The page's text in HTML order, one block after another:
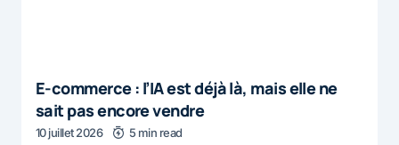
E-commerce : l’IA est déjà là, mais elle ne
sait pas encore vendre
10 juillet 2026 5 min read